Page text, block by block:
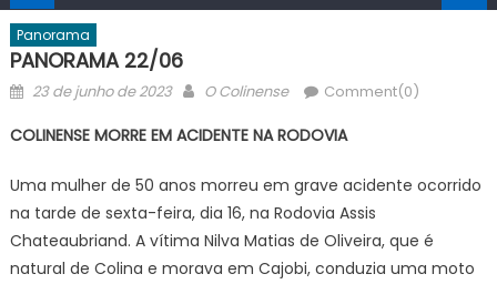
Panorama
PANORAMA 22/06
Posted
23 de junho de 2023 Author
O Colinense Comment(0)
COLINENSE MORRE EM ACIDENTE NA RODOVIA
Uma mulher de 50 anos morreu em grave acidente ocorrido
na tarde de sexta-feira, dia 16, na Rodovia Assis
Chateaubriand. A vítima Nilva Matias de Oliveira, que é
natural de Colina e morava em Cajobi, conduzia uma moto